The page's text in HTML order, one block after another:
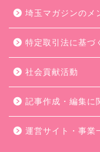
埼玉マガジンのメ
特定取引法に基づ
社会貢献活動
記事作成・編集に
運営サイト・事業